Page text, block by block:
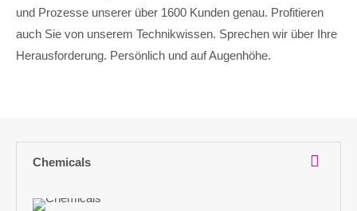
und Prozesse unserer über 1600 Kunden genau. Profitieren
auch Sie von unserem Technikwissen. Sprechen wir über Ihre
Herausforderung. Persönlich und auf Augenhöhe.
Chemicals